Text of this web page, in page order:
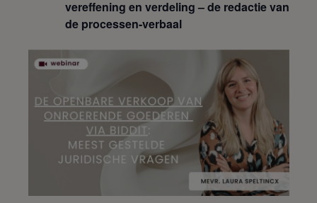
vereffening en verdeling – de redactie van
de processen-verbaal